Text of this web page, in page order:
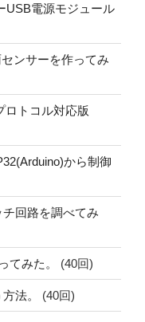
USB電源モジュール
ンサーを作ってみ
ロトコル対応版
から制御
回路を調べてみ
てみた。 (40回)
法。 (40回)